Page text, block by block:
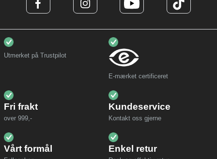
Utmerket på Trustpilot
E-mærket certificeret
Fri frakt
over 999,-
Kundeservice
Kontakt oss gjerne
Vårt formål Enkel retur